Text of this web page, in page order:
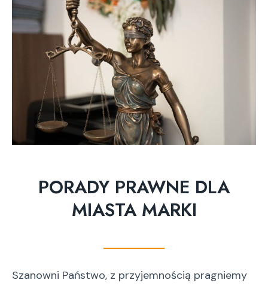
PORADY PRAWNE DLA
MIASTA MARKI
Szanowni Państwo, z przyjemnością pragniemy